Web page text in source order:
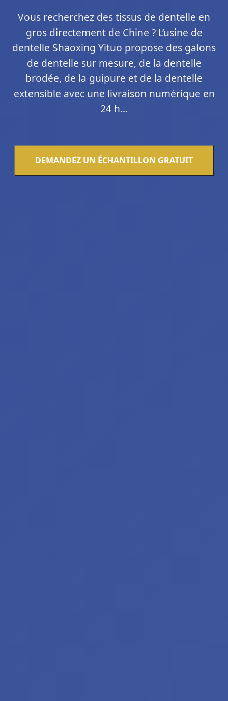
Vous recherchez des tissus de dentelle en
gros directement de Chine ? L’usine de
dentelle Shaoxing Yituo propose des galons
de dentelle sur mesure, de la dentelle
brodée, de la guipure et de la dentelle
extensible avec une livraison numérique en
24 h…
DEMANDEZ UN ÉCHANTILLON GRATUIT